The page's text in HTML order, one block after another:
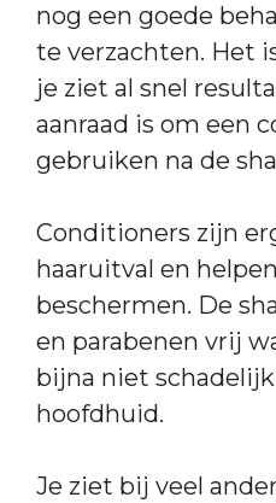
nog een goede
te verzachten. Het
je ziet al snel
aanraad is om een
gebruiken na de
Conditioners zijn
haaruitval en
beschermen. De
en parabenen vrij
bijna niet
hoofdhuid.
Je ziet bij veel